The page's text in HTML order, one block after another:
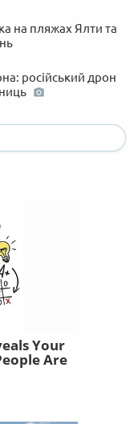
на пляжах Ялти та
російський дрон
Your
Are